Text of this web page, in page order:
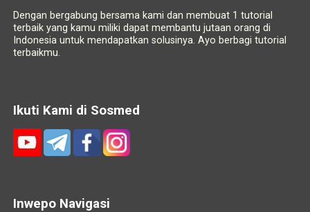
Dengan bergabung bersama kami dan membuat 1 tutorial
terbaik yang kamu miliki dapat membantu jutaan orang di
Indonesia untuk mendapatkan solusinya. Ayo berbagi tutorial
terbaikmu.
Ikuti Kami di Sosmed
Inwepo Navigasi